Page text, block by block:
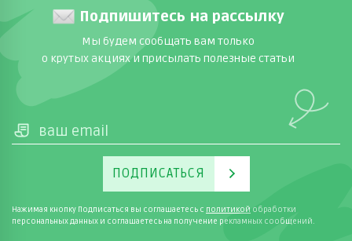
Подпишитесь на рассылку
Мы будем сообщать вам только
о крутых акциях и присылать полезные статьи
ПОДПИСАТЬСЯ
Нажимая кнопку Подписаться вы соглашаетесь с политикой обработки
персональных данных и соглашаетесь на получение рекламных сообщений.